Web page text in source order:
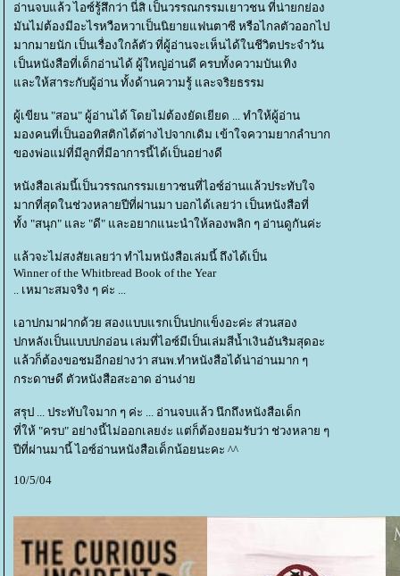
อ่านจบแล้ว ไอซ์รู้สึกว่า นี่สิ เป็นวรรณกรรมเยาวชน ที่น่ายกย่อง
มันไม่ต้องมีอะไรหวือหวาเป็นนิยายแฟนตาซี หรือไกลตัวออกไป
มากมายนัก เป็นเรื่องใกล้ตัว ที่ผู้อ่านจะเห็นได้ในชีวิตประจำวัน
เป็นหนังสือที่เด็กอ่านได้ ผู้ใหญ่อ่านดี ครบทั้งความบันเทิง
ละให้สาระกับผู้อ่าน ทั้งด้านความรู้ และจริยธรรม
ผู้เขียน "สอน" ผู้อ่านได้ โดยไม่ต้องยัดเยียด ... ทำให้ผู้อ่าน
มองคนที่เป็นออทิสติกได้ต่างไปจากเดิม เข้าใจความยากลำบาก
ของพ่อแม่ที่มีลูกที่มีอาการนี้ได้เป็นอย่างดี
หนังสือเล่มนี้เป็นวรรณกรรมเยาวชนที่ไอซ์อ่านแล้วประทับใจ
มากที่สุดในช่วงหลายปีที่ผ่านมา บอกได้เลยว่า เป็นหนังสือที่
ทั้ง "สนุก" และ "ดี" และอยากแนะนำให้ลองพลิก ๆ อ่านดูกันค่ะ
ล้วจะไม่สงสัยเลยว่า ทำไมหนังสือเล่มนี้ ถึงได้เป็น
Winner of the Whitbread Book of the Year
.. เหมาะสมจริง ๆ ค่ะ ...
เอาปกมาฝากด้วย สองแบบแรกเป็นปกแข็งอะค่ะ ส่วนสอง
ปกหลังเป็นแบบปกอ่อน เล่มที่ไอซ์มีเป็นเล่มสีน้ำเงินอันริมสุดอะ
ล้วก็ต้องขอชมอีกอย่างว่า สนพ.ทำหนังสือได้น่าอ่านมาก ๆ
กระดาษดี ตัวหนังสือสะอาด อ่านง่า
สรุป ... ประทับใจมาก ๆ ค่ะ ... อ่านจบแล้ว นึกถึงหนังสือเด็ก
ที่ให้ "ครบ" อย่างนี้ไม่ออกเลยง่ะ แต่ก็ต้องยอมรับว่า ช่วงหลาย ๆ
ปีที่ผ่านมานี้ ไอซ์อ่านหนังสือเด็กน้อยนะคะ ^^
10/5/04